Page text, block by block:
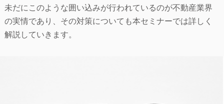
未だにこのような囲い込みが行われているのが不動産業界
の実情であり、その対策についても本セミナーでは詳しく
解説していきます。